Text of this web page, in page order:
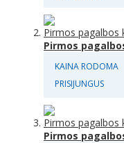
Pirmos
KAINA RODOMA
PRISIJUNGUS
Pirmos